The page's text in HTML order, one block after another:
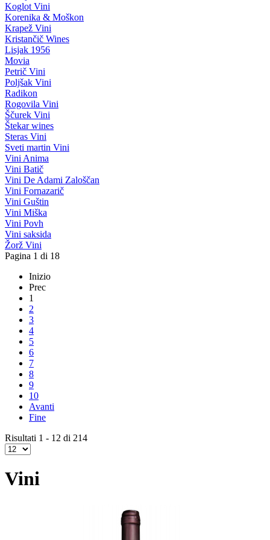
Koglot Vini
Korenika & Moškon
Krapež Vini
Kristančič Wines
Lisjak 1956
Movia
Petrič Vini
Poljšak Vini
Radikon
Rogovila Vini
Ščurek Vini
Štekar wines
Steras Vini
Sveti martin Vini
Vini Anima
Vini Batič
Vini De Adami Zaloščan
Vini Fornazarič
Vini Guštin
Vini Miška
Vini Povh
Vini saksida
Žorž Vini
Pagina 1 di 18
Inizio
Prec
1
2
3
4
5
6
7
8
9
10
Avanti
Fine
Risultati 1 - 12 di 214
Vini